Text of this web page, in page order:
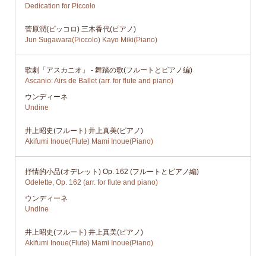
Dedication for Piccolo
菅原潤(ピッコロ) 三木香代(ピアノ)
Jun Sugawara(Piccolo) Kayo Miki(Piano)
歌劇「アスカニオ」 - 舞踏の歌(フルートとピアノ編)
Ascanio: Airs de Ballet (arr. for flute and piano)
ウンディーネ
Undine
井上昭史(フルート) 井上真美(ピアノ)
Akifumi Inoue(Flute) Mami Inoue(Piano)
抒情的小品(オデレット) Op. 162 (フルートとピアノ編)
Odelette, Op. 162 (arr. for flute and piano)
ウンディーネ
Undine
井上昭史(フルート) 井上真美(ピアノ)
Akifumi Inoue(Flute) Mami Inoue(Piano)